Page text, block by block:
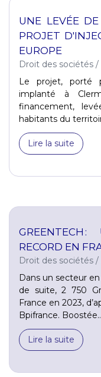
UNE LEVÉE
PROJET
EUROPE
Droit des sociétés /
Le projet, porté
implanté à
financement,
habitants du
Lire la suite
GREENTECH
RECORD EN
Droit des sociétés /
Dans un secteur
de suite, 2 750
France en 2023,
Bpifrance.
Lire la suite